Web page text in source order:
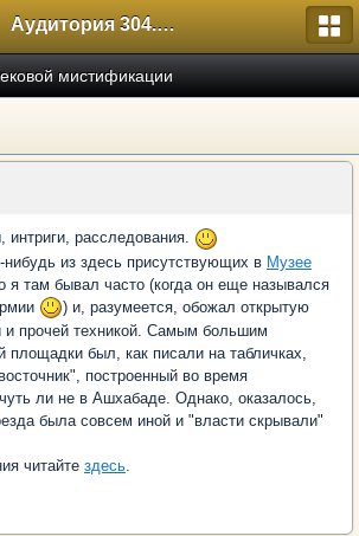
Аудитория 304. История России
мистификации
расследования.
из здесь присутствующих в Музее
я там бывал часто (когда он еще назывался
) и, разумеется, обожал открытую
и прочей техникой. Самым большим
площадки был, как писали на табличках,
построенный во время
ли не в Ашхабаде. Однако, оказалось,
была совсем иной и "власти скрывали"
читайте здесь.